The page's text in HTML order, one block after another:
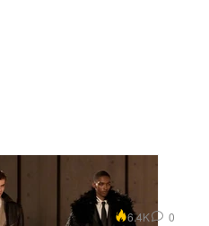
6.4K 0